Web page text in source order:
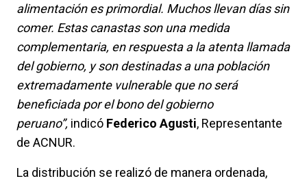
alimentación es primordial. Muchos llevan días sin
comer. Estas canastas son una medida
complementaria, en respuesta a la atenta llamada
del gobierno, y son destinadas a una población
extremadamente vulnerable que no será
beneficiada por el bono del gobierno
peruano”, indicó Federico Agusti, Representante
de ACNUR.
La distribución se realizó de manera ordenada,